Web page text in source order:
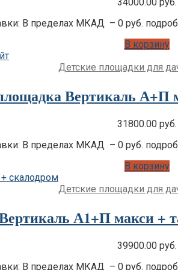
В пределах МКАД – 0 руб.
В корзину
Детские площадки для
Вертикаль А+П
31800.00 руб.
В пределах МКАД – 0 руб.
В корзину
Детские площадки для
А1+П макси +
39900.00 руб.
В пределах МКАД – 0 руб.